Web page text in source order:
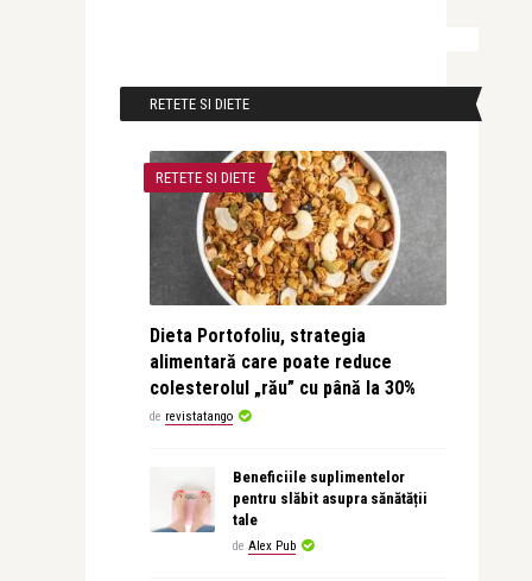
RETETE SI DIETE
RETETE SI DIETE
Dieta Portofoliu, strategia
alimentară care poate reduce
colesterolul „rău” cu până la 30%
de revistatango
Beneficiile suplimentelor
pentru slăbit asupra sănătății
tale
de Alex Pub